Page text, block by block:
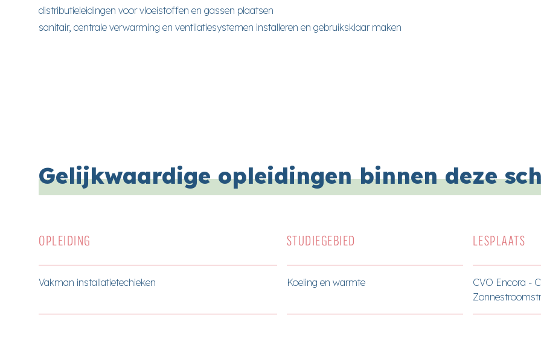
distributieleidingen voor vloeistoffen en gassen plaatsen
sanitair, centrale verwarming en ventilatiesystemen installeren en gebruiksklaar maken
Gelijkwaardige opleidingen binnen deze
OPLEIDING STUDIEGEBIED LESPLAATS
Vakman installatietechieken Koeling en warmte
CVO Encora -